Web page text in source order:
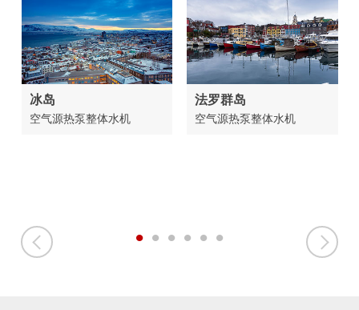
冰岛
空气源热泵整体水机
法罗群岛
空气源热泵整体水机